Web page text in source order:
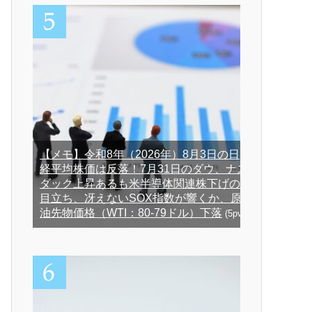
【メモ】令和8年（2026年）8月3日の日
経平均株価は反落！7月31日のダウ、ナス
ダック上昇あるも米半導体関連株下げの
目立ち、冴えないSOX指数が響くか、原
油先物価格（WTI：80-79ドル）下落 (5pv)